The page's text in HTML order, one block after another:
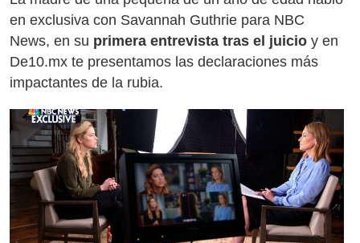
en exclusiva con Savannah Guthrie para NBC
News, en su primera entrevista tras el juicio y en
De10.mx te presentamos las declaraciones más
impactantes de la rubia.